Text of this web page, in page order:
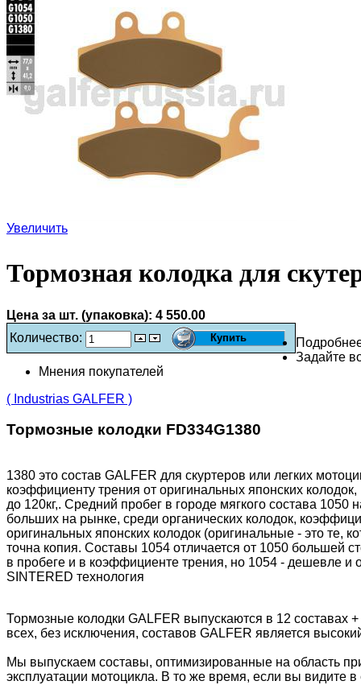
Увеличить
Тормозная колодка для
Цена за шт. (упаковка): 4 550.00
Количество:
Задайте
Мнения покупателей
( Industrias GALFER )
Тормозные колодки FD334G1380
1380 это состав GALFER для скуртеров или легких
коэффициенту трения от оригинальных японских
до 120кг,. Средний пробег в городе мягкого состава
больших на рынке, среди органических колодок,
оригинальных японских колодок (оригинальные - это те,
точна копия. Составы 1054 отличается от 1050 большей
в пробеге и в коэффициенте трения, но 1054 - дешевле и
SINTERED технология
Тормозные колодки GALFER выпускаются в 12 составах
всех, без исключения, составов GALFER является
Мы выпускаем составы, оптимизированные на область
эксплуатации мотоцикла. В то же время, если вы видите